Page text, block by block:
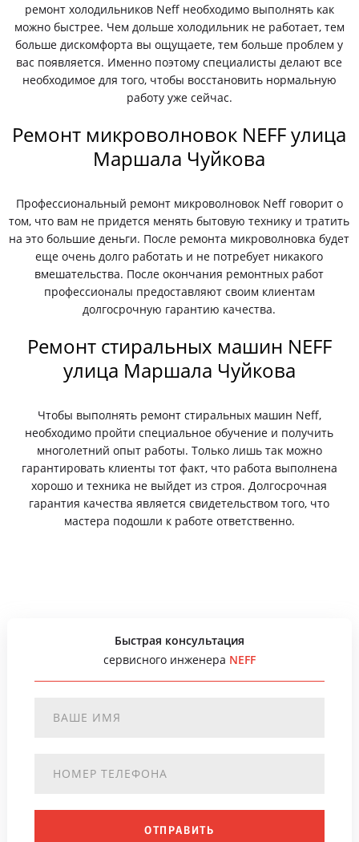
ремонт холодильников Neff необходимо выполнять как
можно быстрее. Чем дольше холодильник не работает, тем
больше дискомфорта вы ощущаете, тем больше проблем у
вас появляется. Именно поэтому специалисты делают все
необходимое для того, чтобы восстановить нормальную
работу уже сейчас.
Ремонт микроволновок NEFF улица
Маршала Чуйкова
Профессиональный ремонт микроволновок Neff говорит о
том, что вам не придется менять бытовую технику и тратить
на это большие деньги. После ремонта микроволновка будет
еще очень долго работать и не потребует никакого
вмешательства. После окончания ремонтных работ
профессионалы предоставляют своим клиентам
долгосрочную гарантию качества.
Ремонт стиральных машин NEFF
улица Маршала Чуйкова
Чтобы выполнять ремонт стиральных машин Neff,
необходимо пройти специальное обучение и получить
многолетний опыт работы. Только лишь так можно
гарантировать клиенты тот факт, что работа выполнена
хорошо и техника не выйдет из строя. Долгосрочная
гарантия качества является свидетельством того, что
мастера подошли к работе ответственно.
Быстрая консультация
сервисного инженера NEFF
ОТПРАВИТЬ